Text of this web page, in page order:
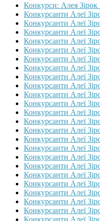
Конкурси: Алея Зірок
Конкурсанти Алеї
Конкурсанти Алеї
Конкурсанти Алеї
Конкурсанти Алеї
Конкурсанти Алеї
Конкурсанти Алеї
Конкурсанти Алеї
Конкурсанти Алеї
Конкурсанти Алеї
Конкурсанти Алеї
Конкурсанти Алеї
Конкурсанти Алеї
Конкурсанти Алеї
Конкурсанти Алеї
Конкурсанти Алеї
Конкурсанти Алеї
Конкурсанти Алеї
Конкурсанти Алеї
Конкурсанти Алеї
Конкурсанти Алеї
Конкурсанти Алеї
Конкурсанти Алеї
Конкурсанти Алеї
Конкурсанти Алеї